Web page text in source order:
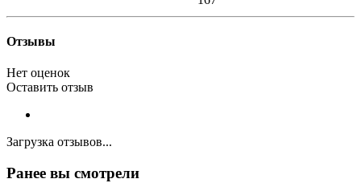
Отзывы
Нет оценок
Оставить отзыв
Загрузка отзывов...
Ранее вы смотрели